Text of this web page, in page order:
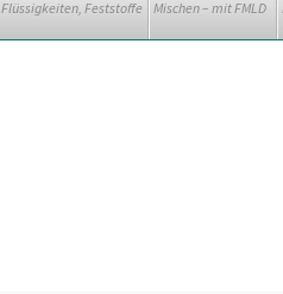
Flüssigkeiten, Feststoffe Mischen – mit FMLD